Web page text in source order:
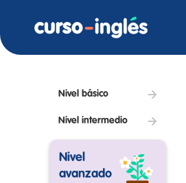
Nivel básico
Nivel intermedio
Nivel
avanzado